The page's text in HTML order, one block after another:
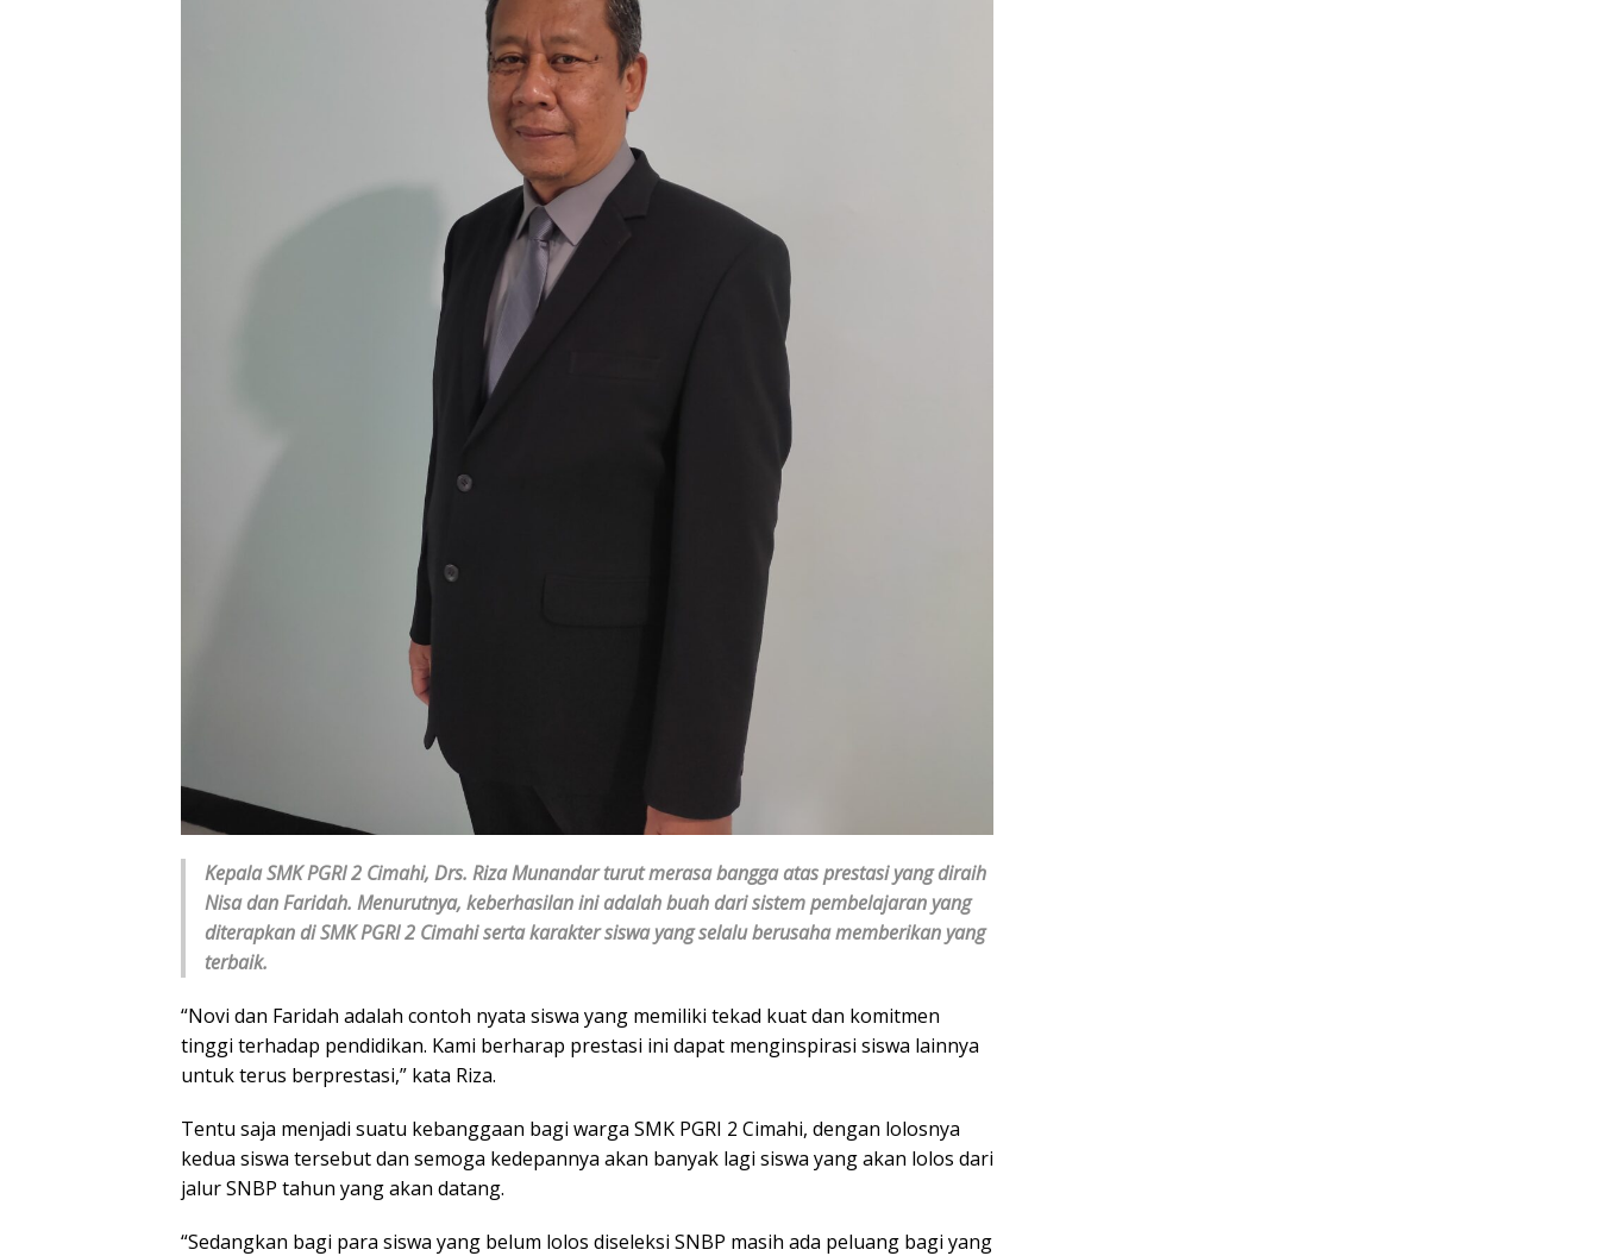
Kepala SMK PGRI 2 Cimahi, Drs. Riza Munandar turut merasa bangga atas prestasi yang diraih
Nisa dan Faridah. Menurutnya, keberhasilan ini adalah buah dari sistem pembelajaran yang
diterapkan di SMK PGRI 2 Cimahi serta karakter siswa yang selalu berusaha memberikan yang
terbaik.
“Novi dan Faridah adalah contoh nyata siswa yang memiliki tekad kuat dan komitmen
tinggi terhadap pendidikan. Kami berharap prestasi ini dapat menginspirasi siswa lainnya
untuk terus berprestasi,” kata Riza.
Tentu saja menjadi suatu kebanggaan bagi warga SMK PGRI 2 Cimahi, dengan lolosnya
kedua siswa tersebut dan semoga kedepannya akan banyak lagi siswa yang akan lolos dari
jalur SNBP tahun yang akan datang.
“Sedangkan bagi para siswa yang belum lolos diseleksi SNBP masih ada peluang bagi yang